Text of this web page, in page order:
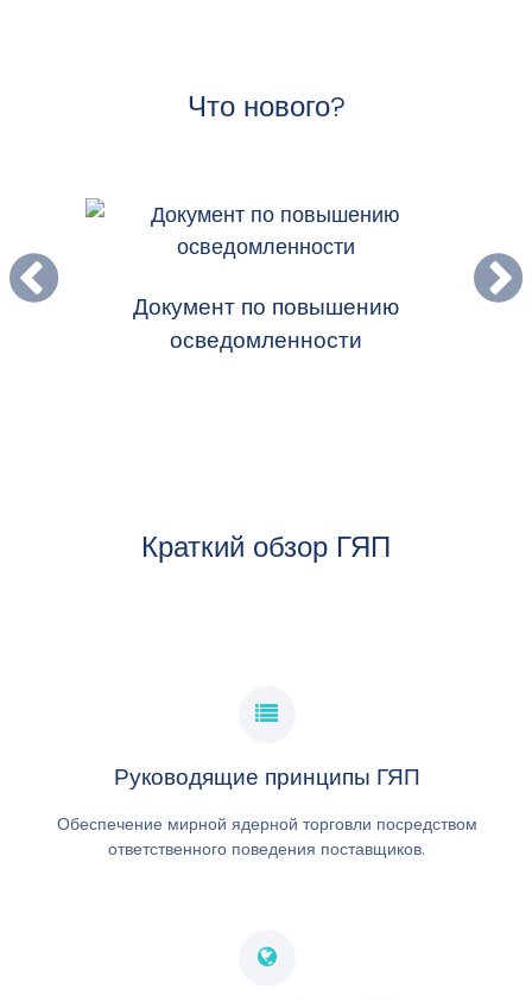
ИЗУЧИТЕ НАЦИОНАЛЬНУЮ ПРАКТИКУ,
РАЗРАБОТАННУЮ ПРАВИТЕЛЬСТВАМИ СТРАН-
Что нового?
Документ по повышению
осведомленности
Краткий обзор ГЯП
Руководящие принципы ГЯП
Обеспечение мирной ядерной торговли посредством
ответственного поведения поставщиков.